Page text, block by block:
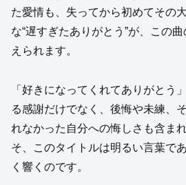
た愛情も、失ってから初めてその
な“遅すぎたありがとう”が、この
えられます。
「好きになってくれてありがとう
る感謝だけでなく、後悔や未練、
れなかった自分への悔しさも含ま
そ、このタイトルは明るい言葉で
く響くのです。